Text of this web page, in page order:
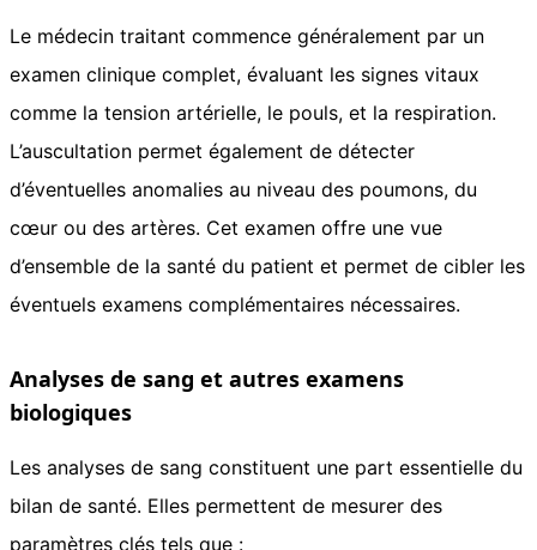
Le médecin traitant commence généralement par un
examen clinique complet, évaluant les signes vitaux
comme la tension artérielle, le pouls, et la respiration.
L’auscultation permet également de détecter
d’éventuelles anomalies au niveau des poumons, du
cœur ou des artères. Cet examen offre une vue
d’ensemble de la santé du patient et permet de cibler les
éventuels examens complémentaires nécessaires.
Analyses de sang et autres examens
biologiques
Les analyses de sang constituent une part essentielle du
bilan de santé. Elles permettent de mesurer des
paramètres clés tels que :